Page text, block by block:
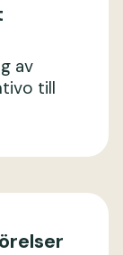
av
till